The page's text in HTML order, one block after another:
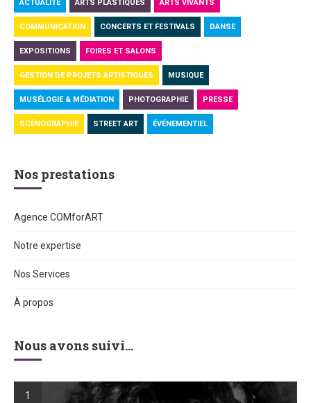
ACTUALITÉ ARTS PLASTIQUES ARTS VIVANTS
COMMUNICATION CONCERTS ET FESTIVALS DANSE
EXPOSITIONS FOIRES ET SALONS
GESTION DE PROJETS ARTISTIQUES MUSIQUE
MUSÉLOGIE & MÉDIATION PHOTOGRAPHIE PRESSE
SCÉNOGRAPHIE STREET ART ÉVÉNEMENTIEL
Nos prestations
Agence COMforART
Notre expertise
Nos Services
À propos
Nous avons suivi…